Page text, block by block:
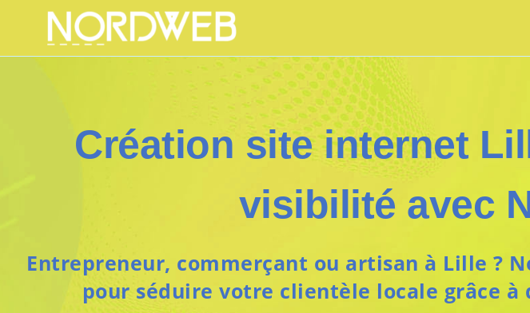
Création site internet
visibilité avec
Entrepreneur, commerçant ou artisan à Lille ?
pour séduire votre clientèle locale grâce à